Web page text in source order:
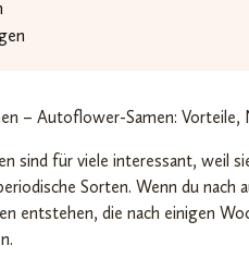
sind für viele interessant, weil
Sorten. Wenn du
entstehen, die nach einigen